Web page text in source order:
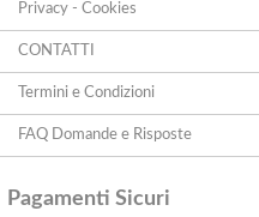
Privacy - Cookies
CONTATTI
Termini e Condizioni
FAQ Domande e Risposte
Pagamenti Sicuri